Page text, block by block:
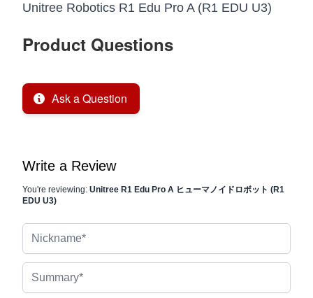
Unitree Robotics R1 Edu Pro A (R1 EDU U3)
Product Questions
Ask a Question
Write a Review
You're reviewing: Unitree R1 Edu Pro A ヒューマノイドロボット (R1
EDU U3)